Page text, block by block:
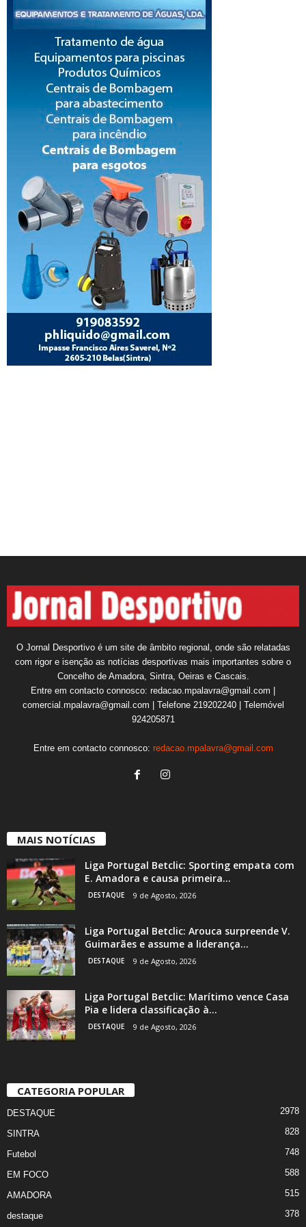
O Jornal Desportivo é um site de âmbito regional, onde são relatadas
com rigor e isenção as notícias desportivas mais importantes sobre o
Concelho de Amadora, Sintra, Oeiras e Cascais.
Entre em contacto connosco: redacao.mpalavra@gmail.com |
comercial.mpalavra@gmail.com | Telefone 219202240 | Telemóvel
924205871
Entre em contacto connosco: redacao.mpalavra@gmail.com
MAIS NOTÍCIAS
Liga Portugal Betclic: Sporting empata com
E. Amadora e causa primeira...
DESTAQUE 9 de Agosto, 2026
Liga Portugal Betclic: Arouca surpreende V.
Guimarães e assume a liderança...
DESTAQUE 9 de Agosto, 2026
Liga Portugal Betclic: Marítimo vence Casa
Pia e lidera classificação à...
DESTAQUE 9 de Agosto, 2026
CATEGORIA POPULAR
DESTAQUE 2978
SINTRA 828
Futebol 748
EM FOCO 588
AMADORA 515
destaque 378